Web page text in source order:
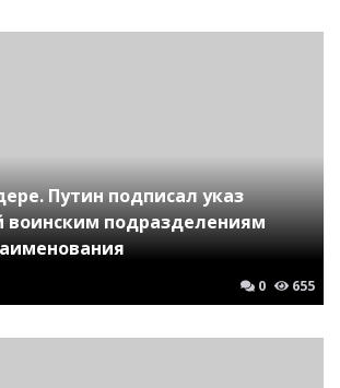
Путин подписал указ
воинским подразделениям
0 655